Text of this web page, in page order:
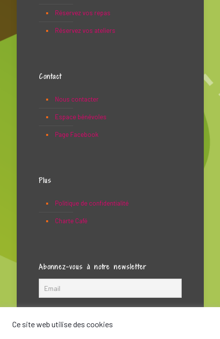
Réservez vos repas
Réservez vos ateliers
Contact
Nous contacter
Espace bénévoles
Page Facebook
Plus
Politique de confidentialité
Charte Café
Abonnez-vous à notre newsletter
Ce site web utilise des cookies